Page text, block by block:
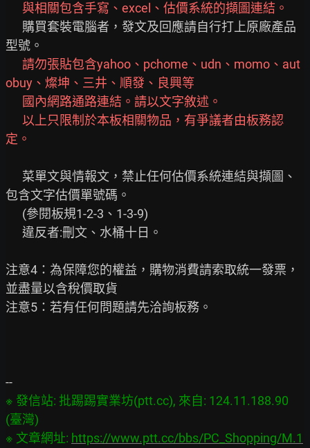
與相關包含手寫、excel、估價系統的擷圖連結。
型號。
請勿張貼包含yahoo、pchome、udn、momo、aut
obuy、燦坤、三井、順發、良興等
國內網路通路連結。請以文字敘述。
以上只限制於本板相關物品，有爭議者由板務認
定。
包含文字估價單號碼。
注意4：為保障您的權益，購物消費請索取統一發票，
並盡量以含稅價取貨
注意5：若有任何問題請先洽詢板務。
※ 發信站: 批踢踢實業坊(ptt.cc), 來自: 124.11.188.90
(臺灣)
※ 文章網址: https://www.ptt.cc/bbs/PC_Shopping/M.1